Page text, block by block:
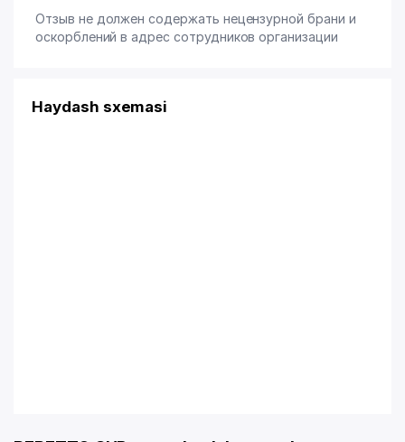
Отзыв не должен содержать нецензурной брани и
оскорблений в адрес сотрудников организации
Haydash sxemasi